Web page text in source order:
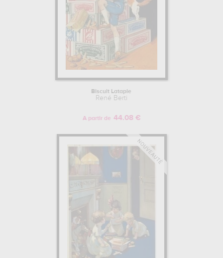
Biscuit Latapie
René Berti
A partir de 44.08 €